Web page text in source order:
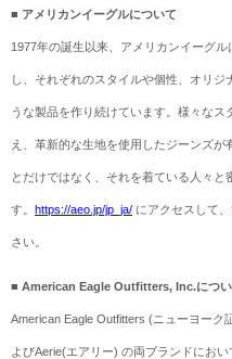
■ アメリカンイーグルについて
1977年の誕生以来、アメリカンイーグ
し、それぞれのスタイルや個性、オリ
うな製品を作り続けています。様々な
え、革新的な生地を使用したジーンズが
とだけではなく、それを着ている人々と
す。 https://aeo.jp/jp_ja/ にアクセスして
さい。
■ American Eagle Outfitters, Inc.につ
American Eagle Outfitters (ニューヨーク
よびAerie(エアリー) の両ブランドにお